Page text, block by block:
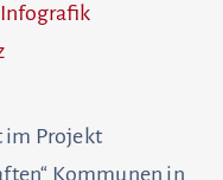
Infografik
im Projekt
Kommunen in